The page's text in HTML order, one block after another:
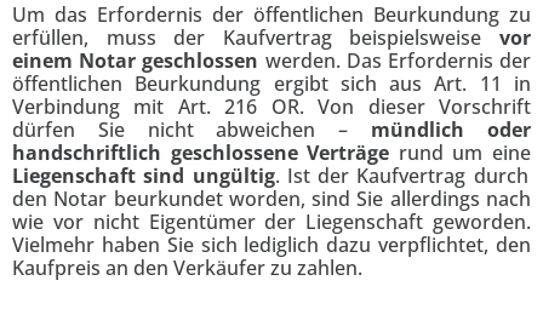
Um das Erfordernis der öffentlichen Beurkundung zu
erfüllen, muss der Kaufvertrag beispielsweise vor
einem Notar geschlossen werden. Das Erfordernis der
öffentlichen Beurkundung ergibt sich aus Art. 11 in
Verbindung mit Art. 216 OR. Von dieser Vorschrift
dürfen Sie nicht abweichen – mündlich oder
handschriftlich geschlossene Verträge rund um eine
Liegenschaft sind ungültig. Ist der Kaufvertrag durch
den Notar beurkundet worden, sind Sie allerdings nach
wie vor nicht Eigentümer der Liegenschaft geworden.
Vielmehr haben Sie sich lediglich dazu verpflichtet, den
Kaufpreis an den Verkäufer zu zahlen.